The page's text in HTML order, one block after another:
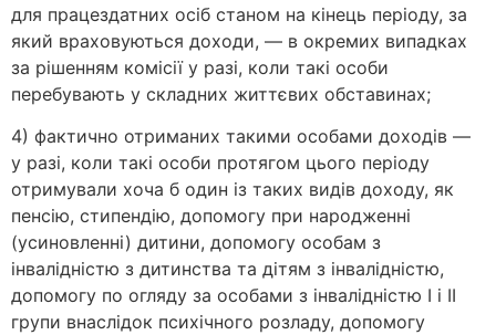
для працездатних осіб станом на кінець періоду, за
який враховуються доходи, — в окремих випадках
за рішенням комісії у разі, коли такі особи
перебувають у складних життєвих обставинах;
4) фактично отриманих такими особами доходів —
у разі, коли такі особи протягом цього періоду
отримували хоча б один із таких видів доходу, як
пенсію, стипендію, допомогу при народженні
(усиновленні) дитини, допомогу особам з
інвалідністю з дитинства та дітям з інвалідністю,
допомогу по огляду за особами з інвалідністю I і II
групи внаслідок психічного розладу, допомогу